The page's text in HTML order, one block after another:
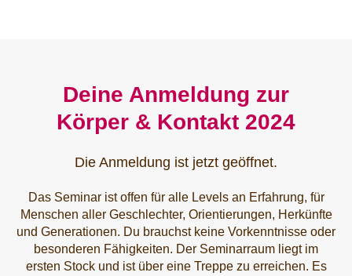
Deine Anmeldung zur
Körper & Kontakt 2024
Die Anmeldung ist jetzt geöffnet.
Das Seminar ist offen für alle Levels an Erfahrung, für
Menschen aller Geschlechter, Orientierungen, Herkünfte
und Generationen. Du brauchst keine Vorkenntnisse oder
besonderen Fähigkeiten. Der Seminarraum liegt im
ersten Stock und ist über eine Treppe zu erreichen. Es